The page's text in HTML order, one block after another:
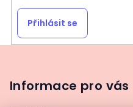
Přihlásit se
Informace pro vás